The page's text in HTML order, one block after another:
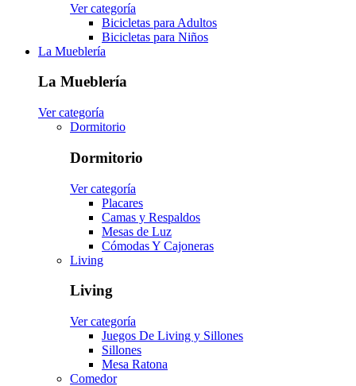
Ver categoría
Bicicletas para Adultos
Bicicletas para Niños
La Mueblería
La Mueblería
Ver categoría
Dormitorio
Dormitorio
Ver categoría
Placares
Camas y Respaldos
Mesas de Luz
Cómodas Y Cajoneras
Living
Living
Ver categoría
Juegos De Living y Sillones
Sillones
Mesa Ratona
Comedor